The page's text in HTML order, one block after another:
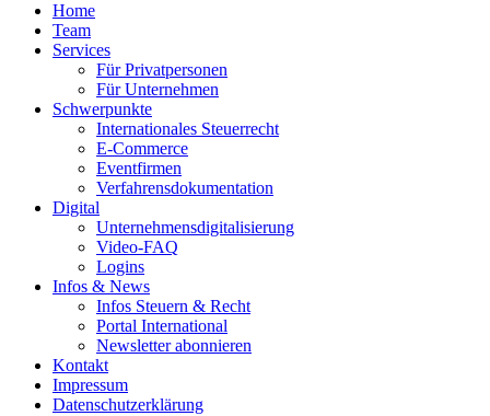
Home
Team
Services
Für Privatpersonen
Für Unternehmen
Schwerpunkte
Internationales Steuerrecht
E-Commerce
Eventfirmen
Verfahrensdokumentation
Digital
Unternehmensdigitalisierung
Video-FAQ
Logins
Infos & News
Infos Steuern & Recht
Portal International
Newsletter abonnieren
Kontakt
Impressum
Datenschutzerklärung